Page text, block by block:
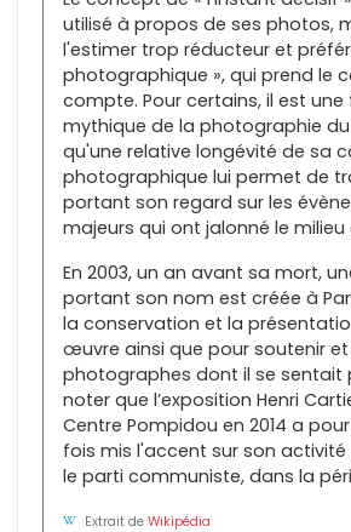
utilisé à propos de ses photos,
l'estimer trop réducteur et
photographique », qui prend le
compte. Pour certains, il est une
mythique de la photographie du
qu'une relative longévité de sa
photographique lui permet de
portant son regard sur les
majeurs qui ont jalonné le milieu
En 2003, un an avant sa mort,
portant son nom est créée à
la conservation et la
œuvre ainsi que pour soutenir et
photographes dont il se sentait
noter que l’exposition Henri
Centre Pompidou en 2014 a
fois mis l'accent sur son
le parti communiste, dans la
Extrait deWikipédia